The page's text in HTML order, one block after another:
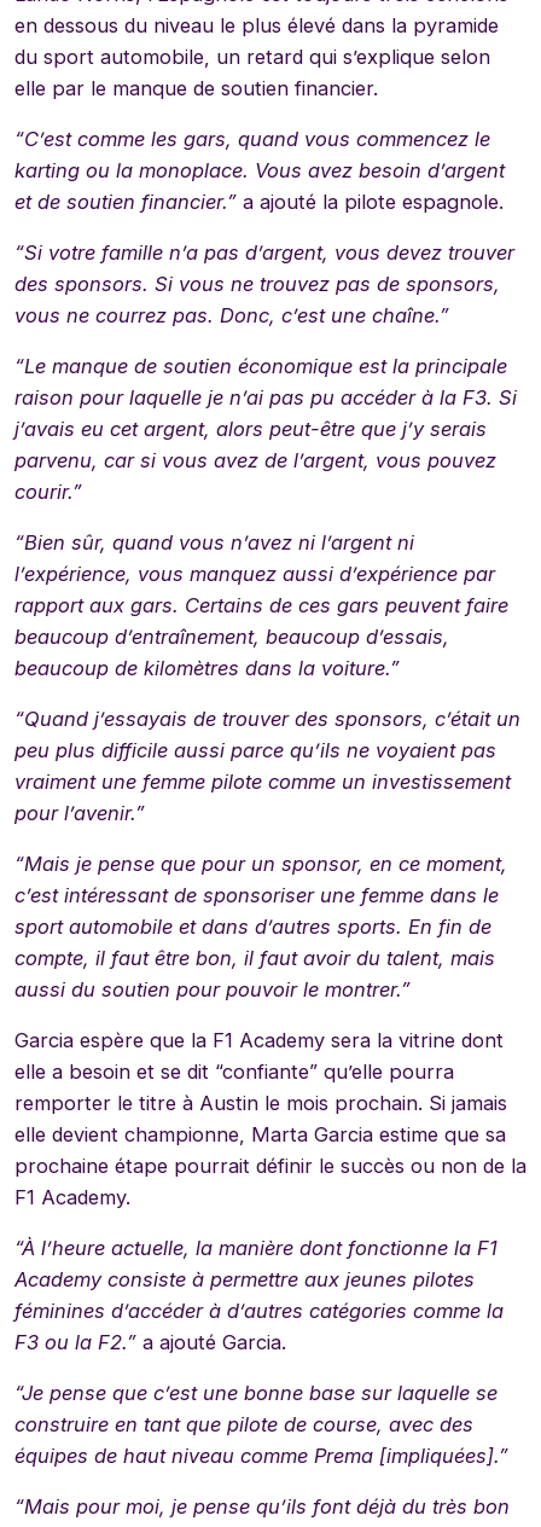
en dessous du niveau le plus élevé dans la pyramide
du sport automobile, un retard qui s’explique selon
elle par le manque de soutien financier.
“C’est comme les gars, quand vous commencez le
karting ou la monoplace. Vous avez besoin d’argent
et de soutien financier.” a ajouté la pilote espagnole.
“Si votre famille n’a pas d’argent, vous devez trouver
des sponsors. Si vous ne trouvez pas de sponsors,
vous ne courrez pas. Donc, c’est une chaîne.”
“Le manque de soutien économique est la principale
raison pour laquelle je n’ai pas pu accéder à la F3. Si
j’avais eu cet argent, alors peut-être que j’y serais
parvenu, car si vous avez de l’argent, vous pouvez
courir.”
“Bien sûr, quand vous n’avez ni l’argent ni
l’expérience, vous manquez aussi d’expérience par
rapport aux gars. Certains de ces gars peuvent faire
beaucoup d’entraînement, beaucoup d’essais,
beaucoup de kilomètres dans la voiture.”
“Quand j’essayais de trouver des sponsors, c’était un
peu plus difficile aussi parce qu’ils ne voyaient pas
vraiment une femme pilote comme un investissement
pour l’avenir.”
“Mais je pense que pour un sponsor, en ce moment,
c’est intéressant de sponsoriser une femme dans le
sport automobile et dans d’autres sports. En fin de
compte, il faut être bon, il faut avoir du talent, mais
aussi du soutien pour pouvoir le montrer.”
Garcia espère que la F1 Academy sera la vitrine dont
elle a besoin et se dit “confiante” qu’elle pourra
remporter le titre à Austin le mois prochain. Si jamais
elle devient championne, Marta Garcia estime que sa
prochaine étape pourrait définir le succès ou non de la
F1 Academy.
“À l’heure actuelle, la manière dont fonctionne la F1
Academy consiste à permettre aux jeunes pilotes
féminines d’accéder à d’autres catégories comme la
F3 ou la F2.” a ajouté Garcia.
“Je pense que c’est une bonne base sur laquelle se
construire en tant que pilote de course, avec des
équipes de haut niveau comme Prema [impliquées].”
“Mais pour moi, je pense qu’ils font déjà du très bon